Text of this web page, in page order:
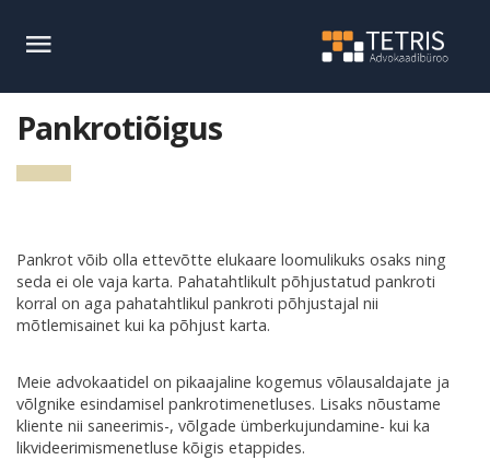
Pankrotiõigus
Pankrot võib olla ettevõtte elukaare loomulikuks osaks ning
seda ei ole vaja karta. Pahatahtlikult põhjustatud pankroti
korral on aga pahatahtlikul pankroti põhjustajal nii
mõtlemisainet kui ka põhjust karta.
Meie advokaatidel on pikaajaline kogemus võlausaldajate ja
võlgnike esindamisel pankrotimenetluses. Lisaks nõustame
kliente nii saneerimis-, võlgade ümberkujundamine- kui ka
likvideerimismenetluse kõigis etappides.